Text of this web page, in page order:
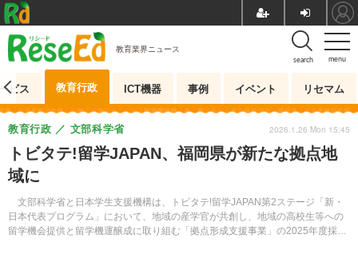
menu
search
教育業界ニュース
ビス 教育行政 ICT機器 事例 イベント リセマム
トビタテ!留学JAPAN、福岡県が新たな拠点地
域に
文部科学省と日本学生支援機構は、トビタテ!留学JAPAN第2ステージ「新・
日本代表プログラム」において、地域の産学官が共創し、地域の高校生等への
留学機会提供と留学機運醸成に取り組む「拠点形成支援事業」の2025年度採用
教育行政 文部科学省 2026.1.26 Mon 15:45